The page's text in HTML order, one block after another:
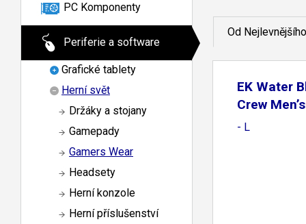
PC Komponenty
Periferie a software
Grafické tablety
Herní svět
Držáky a stojany
Gamepady
Gamers Wear
Headsety
Herní konzole
Herní příslušenství
Od Nejlevnějšího
EK Water
Crew
- L